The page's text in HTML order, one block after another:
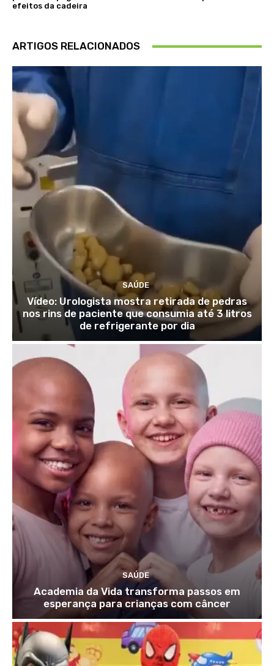
efeitos da cadeira
ARTIGOS RELACIONADOS
SAÚDE
Vídeo: Urologista mostra retirada de pedras
nos rins de paciente que consumia até 3 litros
de refrigerante por dia
SAÚDE
Academia da Vida transforma passos em
esperança para crianças com câncer